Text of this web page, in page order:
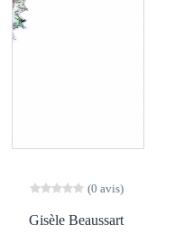
(0 avis)
Gisèle Beaussart